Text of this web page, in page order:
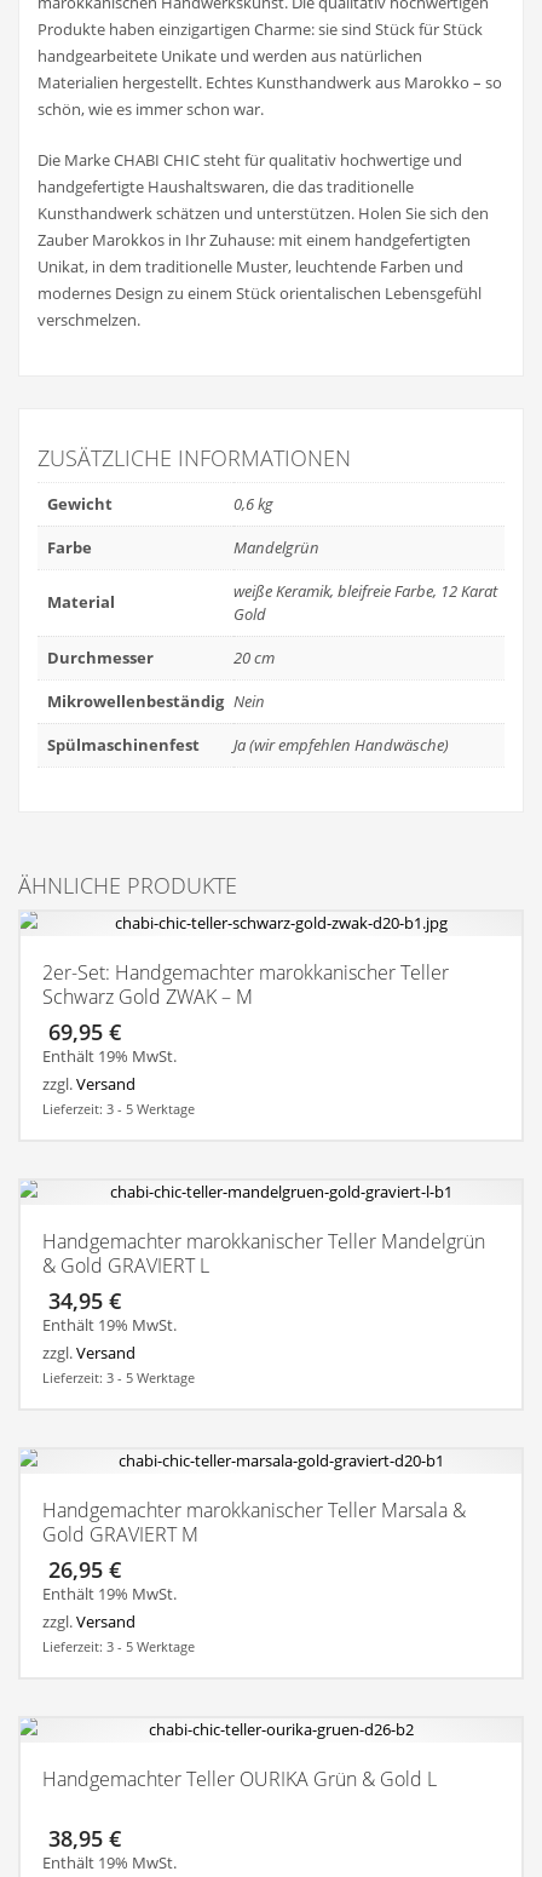
Produkte haben einzigartigen Charme: sie sind Stück für Stück
handgearbeitete Unikate und werden aus natürlichen
Materialien hergestellt. Echtes Kunsthandwerk aus Marokko – so
schön, wie es immer schon war.
Die Marke CHABI CHIC steht für qualitativ hochwertige und
handgefertigte Haushaltswaren, die das traditionelle
Kunsthandwerk schätzen und unterstützen. Holen Sie sich den
Zauber Marokkos in Ihr Zuhause: mit einem handgefertigten
Unikat, in dem traditionelle Muster, leuchtende Farben und
modernes Design zu einem Stück orientalischen Lebensgefühl
verschmelzen.
ZUSÄTZLICHE INFORMATIONEN
Gewicht
0,6 kg
Farbe
Mandelgrün
Material
weiße Keramik, bleifreie Farbe, 12 Karat
Gold
Durchmesser
20 cm
Mikrowellenbeständig Nein
Spülmaschinenfest
Ja (wir empfehlen Handwäsche)
ÄHNLICHE PRODUKTE
2er-Set: Handgemachter marokkanischer Teller
Schwarz Gold ZWAK – M
69,95 €
Enthält 19% MwSt.
zzgl.Versand
Lieferzeit: 3 - 5 Werktage
Handgemachter marokkanischer Teller Mandelgrün
& Gold GRAVIERT L
34,95 €
Enthält 19% MwSt.
zzgl.Versand
Lieferzeit: 3 - 5 Werktage
Handgemachter marokkanischer Teller Marsala &
Gold GRAVIERT M
26,95 €
Enthält 19% MwSt.
zzgl.Versand
Lieferzeit: 3 - 5 Werktage
Handgemachter Teller OURIKA Grün & Gold L
38,95 €
Enthält 19% MwSt.